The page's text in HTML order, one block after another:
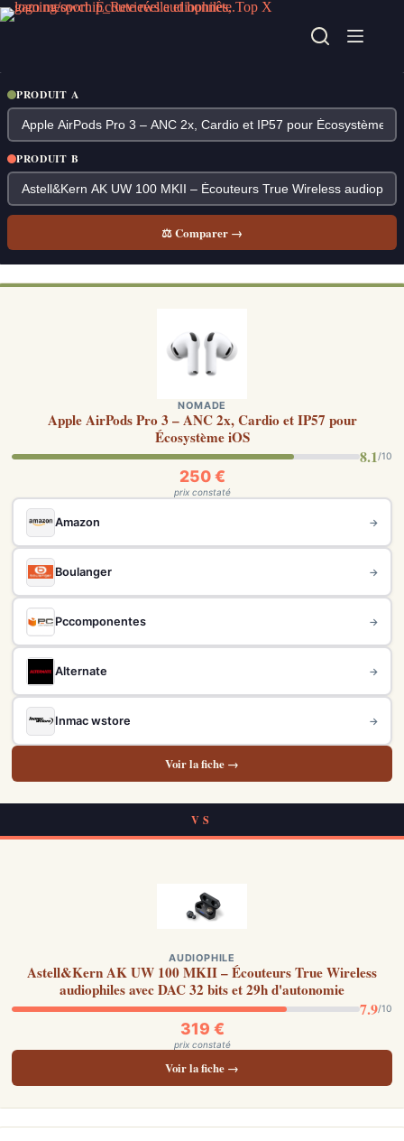
Passer
au
PRODUIT A
PRODUIT B
⚖ Comparer →
NOMADE
Apple AirPods Pro 3 – ANC 2x, Cardio et IP57 pour
Écosystème iOS
8.1/10
250 €
prix constaté
Amazon →
Boulanger →
Pccomponentes →
Alternate →
Inmac wstore →
Voir la fiche →
VS
AUDIOPHILE
Astell&Kern AK UW 100 MKII – Écouteurs True Wireless
audiophiles avec DAC 32 bits et 29h d'autonomie
7.9/10
319 €
prix constaté
Voir la fiche →